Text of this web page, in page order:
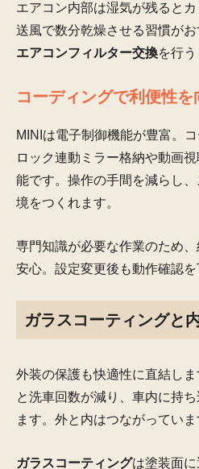
エアコン内部は湿気が残ると
送風で数分乾燥させる習慣が
エアコンフィルター交換を行
コーディングで利便性を
MINIは電子制御機能が豊富。
ロック連動ミラー格納や動画
能です。操作の手間を減らし
境をつくれます。
専門知識が必要な作業のため
安心。設定変更後も動作確認を
ガラスコーティングと
外装の保護も快適性に直結し
と洗車回数が減り、車内に持
ます。外と内はつながっていま
ガラスコーティングは塗装面